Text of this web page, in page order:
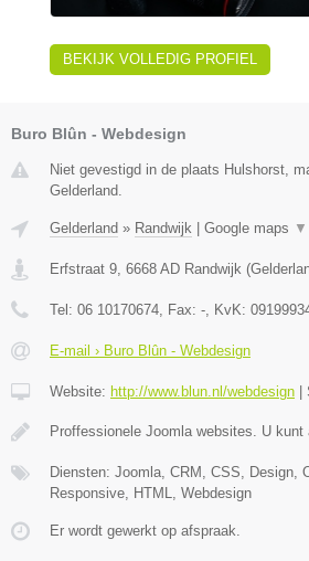
BEKIJK VOLLEDIG PROFIEL
Buro Blûn - Webdesign
Niet gevestigd in de plaats Hulshorst,
Gelderland.
Gelderland » Randwijk | Google maps ▼
Erfstraat 9 6668 AD Randwijk (
Tel: 06 10170674 , Fax: - , KvK:
E-mail › Buro Blûn - Webdesign
Website: http://www.blun.nl/webdesign |
Proffessionele Joomla websites. U
Diensten: Joomla, CRM, CSS, Design,
Responsive, HTML, Webdesign
Er wordt gewerkt op afspraak.